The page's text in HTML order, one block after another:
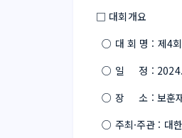
□ 대회개요
○ 대 회 명 : 제4회
○ 일     정 :
○ 장     소 : 보훈
○ 주최·주관 : 대